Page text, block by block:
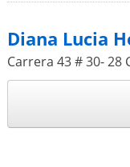
Diana Lucia
Carrera 43 # 30- 28